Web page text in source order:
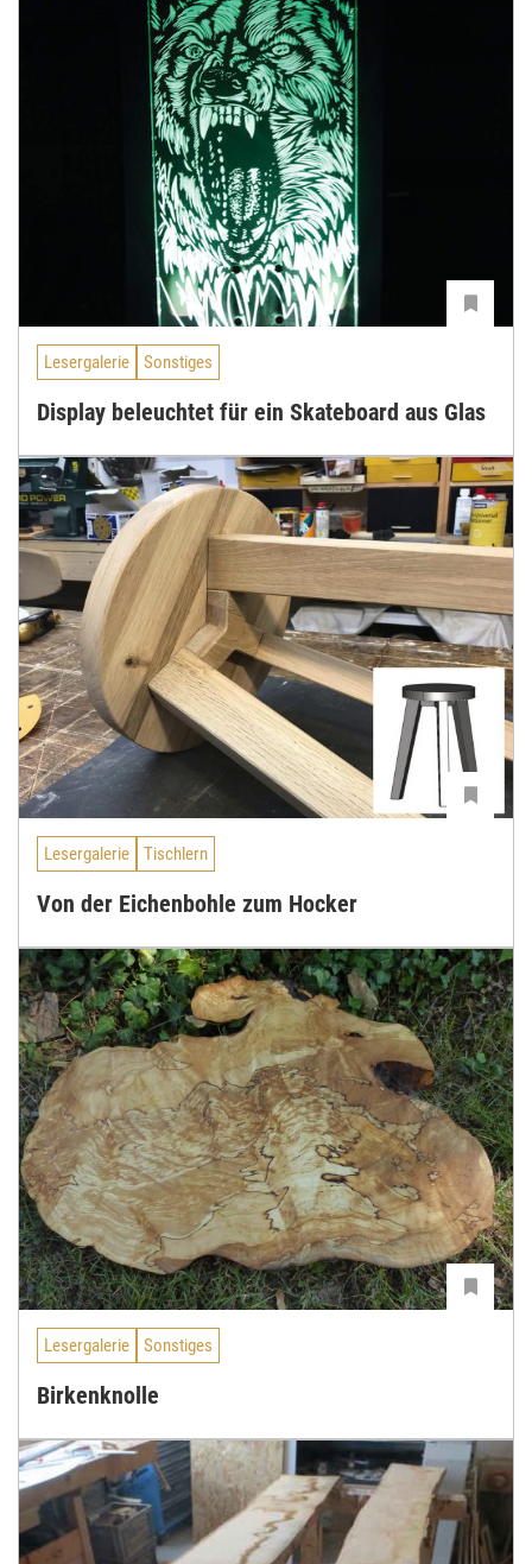
Lesergalerie Sonstiges
Display beleuchtet für ein Skateboard aus Glas
Lesergalerie Tischlern
Von der Eichenbohle zum Hocker
Lesergalerie Sonstiges
Birkenknolle